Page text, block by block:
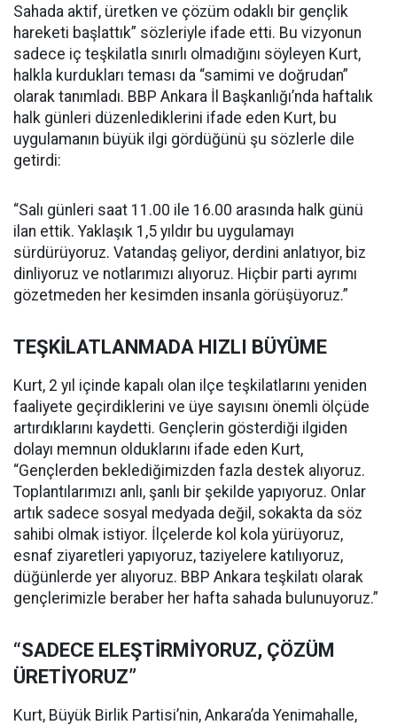
Sahada aktif, üretken ve çözüm odaklı bir gençlik
hareketi başlattık” sözleriyle ifade etti. Bu vizyonun
sadece iç teşkilatla sınırlı olmadığını söyleyen Kurt,
halkla kurdukları teması da “samimi ve doğrudan”
olarak tanımladı. BBP Ankara İl Başkanlığı’nda haftalık
halk günleri düzenlediklerini ifade eden Kurt, bu
uygulamanın büyük ilgi gördüğünü şu sözlerle dile
getirdi:
“Salı günleri saat 11.00 ile 16.00 arasında halk günü
ilan ettik. Yaklaşık 1,5 yıldır bu uygulamayı
sürdürüyoruz. Vatandaş geliyor, derdini anlatıyor, biz
dinliyoruz ve notlarımızı alıyoruz. Hiçbir parti ayrımı
gözetmeden her kesimden insanla görüşüyoruz.”
TEŞKİLATLANMADA HIZLI BÜYÜME
Kurt, 2 yıl içinde kapalı olan ilçe teşkilatlarını yeniden
faaliyete geçirdiklerini ve üye sayısını önemli ölçüde
artırdıklarını kaydetti. Gençlerin gösterdiği ilgiden
dolayı memnun olduklarını ifade eden Kurt,
“Gençlerden beklediğimizden fazla destek alıyoruz.
Toplantılarımızı anlı, şanlı bir şekilde yapıyoruz. Onlar
artık sadece sosyal medyada değil, sokakta da söz
sahibi olmak istiyor. İlçelerde kol kola yürüyoruz,
esnaf ziyaretleri yapıyoruz, taziyelere katılıyoruz,
düğünlerde yer alıyoruz. BBP Ankara teşkilatı olarak
gençlerimizle beraber her hafta sahada bulunuyoruz.”
“SADECE ELEŞTİRMİYORUZ, ÇÖZÜM
ÜRETİYORUZ”
Kurt, Büyük Birlik Partisi’nin, Ankara’da Yenimahalle,